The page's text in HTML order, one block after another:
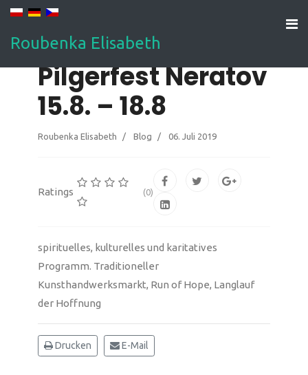
Roubenka Elisabeth
Pilgerfest Neratov
15.8. – 18.8
Roubenka Elisabeth Blog 06. Juli 2019
Ratings (0)
spirituelles, kulturelles und karitatives
Programm. Traditioneller
Kunsthandwerksmarkt, Run of Hope, Langlauf
der Hoffnung
Drucken E-Mail